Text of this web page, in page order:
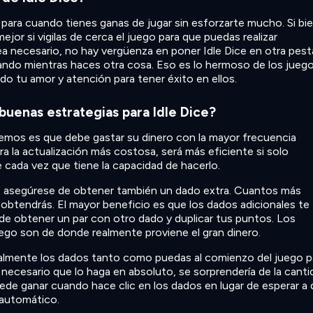
cuando tienes ganas de jugar sin esforzarte mucho. Si
si vigilas de cerca el juego para que puedas realizar
necesario, no hay vergüenza en poner Idle Dice en otra
mientras haces otra cosa. Eso es lo hermoso de los
tu amor y atención para tener éxito en ellos.
estrategias para Idle Dice?
es que debe gastar su dinero con la mayor frecuencia
la actualización más costosa, será más eficiente si solo
vez que tiene la capacidad de hacerlo.
de obtener también un dado extra. Cuantos más
El mayor beneficio es que los dados adicionales te
obtener un par con otro dado y duplicar tus puntos. Los
son de donde realmente proviene el gran dinero.
los dados tanto como puedas al comienzo del juego
que lo haga en absoluto, se sorprendería de la
ganar cuando hace clic en los dados en lugar de esperar a